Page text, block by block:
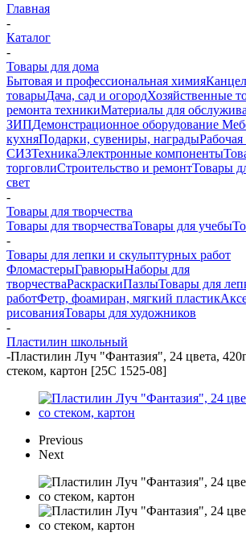
Главная
-
Каталог
-
Товары для дома
Бытовая и профессиональная химия
товарыДача, сад и огородХозяйственные
ремонта техникиМатериалы для
ЗИПДемонстрационное оборудование
кухняПодарки, сувениры, награды
СИЗТехникаЭлектронные компоненты
торговлиСтроительство и ремонтТовары
свет
-
Товары для творчества
Товары для творчестваТовары для учебы
-
Товары для лепки и скульптурных работ
ФломастерыГравюрыНаборы для
творчестваРаскраскиПазлыТовары для
работФетр, фоамиран, мягкий пластик
рисованияТовары для художников
-
Пластилин школьный
-Пластилин Луч "Фантазия", 24 цвета,
стеком, картон [25С 1525-08]
Previous
Next